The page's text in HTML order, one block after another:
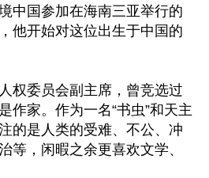
中国参加在海南三亚举行的
他开始对这位出生于中国的
权委员会副主席，曾竞选过
作家。作为一名“书虫”和天主
的是人类的受难、不公、冲
等，闲暇之余更喜欢文学、